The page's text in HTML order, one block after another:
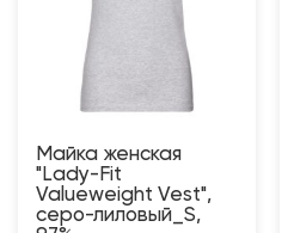
Майка женская
"Lady-Fit
Valueweight Vest",
серо-лиловый_S,